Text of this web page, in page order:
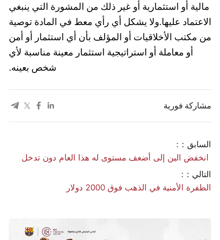
مالية أو استثمارية أو غير ذلك من المشورة التي ينبغي
الاعتماد عليها.ولا يشكل أي رأي معط في المادة توصية
من مكتب الأخلاقيات أو المؤلف بأن أي استثمار أو أمن
أو معاملة أو استراتيجية استثمار معينة مناسبة لأي
شخص بعينه.
مشاركة فورية
السابق：:
​ انخفض الين إلى أضعف مستوى له هذا العام دون تدخل
التالي：:
الطفرة الأمنية في الذهب فوق 2000 دولار